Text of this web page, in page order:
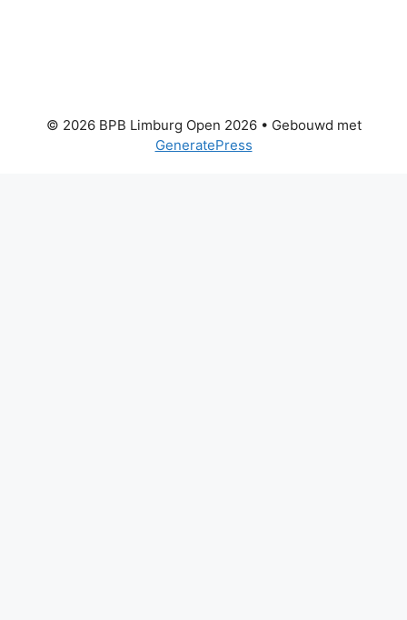
© 2026 BPB Limburg Open 2026• Gebouwd met
GeneratePress